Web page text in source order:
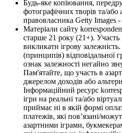
Будь-яке копіювання,
фотографічних творів та/або
правовласника Getty Images -
Матеріали сайту
старше 21 року (21+). Участь
викликати ігрову
(принципів)
ознак залежності негайно
Пам'ятайте, що участь в
джерелом доходів або
Інформаційний ресурс
ігри на реальні та/або
приймає ні в якій формі
платежів, які пов’язані/
азартними іграми,